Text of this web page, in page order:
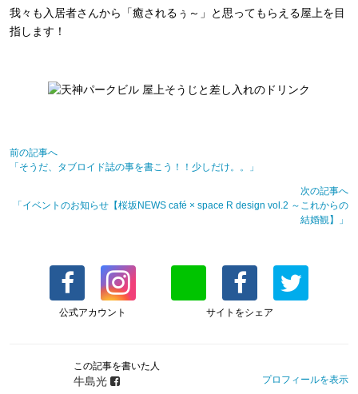
我々も入居者さんから「癒されるぅ～」と思ってもらえる屋上を目
指します！
前の記事へ
「そうだ、タブロイド誌の事を書こう！！少しだけ。。」
次の記事へ
「イベントのお知らせ【桜坂NEWS café × space R design vol.2 ～これからの
結婚観】」
公式アカウント サイトをシェア
この記事を書いた人
牛島光 プロフィールを表示